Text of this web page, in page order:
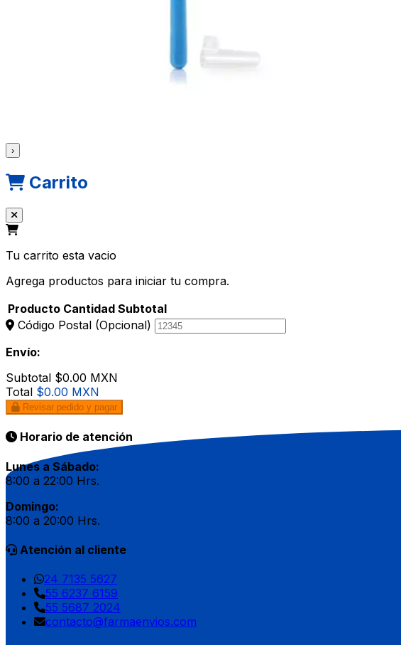
›
Carrito
Tu carrito esta vacio
Agrega productos para iniciar tu compra.
Producto Cantidad Subtotal
Código Postal (Opcional)
Envío:
Subtotal $0.00 MXN
Total $0.00 MXN
Revisar pedido y pagar
Horario de atención
Lunes a Sábado:
8:00 a 22:00 Hrs.
Domingo:
8:00 a 20:00 Hrs.
Atención al cliente
24 7135 5627
55 6237 6159
55 5687 2024
contacto@farmaenvios.com